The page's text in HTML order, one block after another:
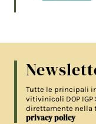
Tutte le principali
vitivinicoli DOP
direttamente nella
privacy policy